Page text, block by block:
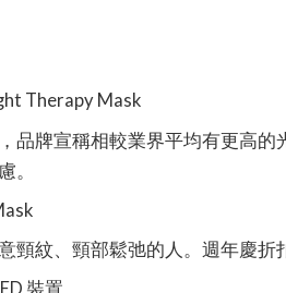
Therapy Mask
品牌宣稱相較業界平均有更高的
。
頸紋、頸部鬆弛的人。週年慶折